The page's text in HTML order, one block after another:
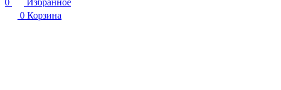
0
Избранное
0 Корзина